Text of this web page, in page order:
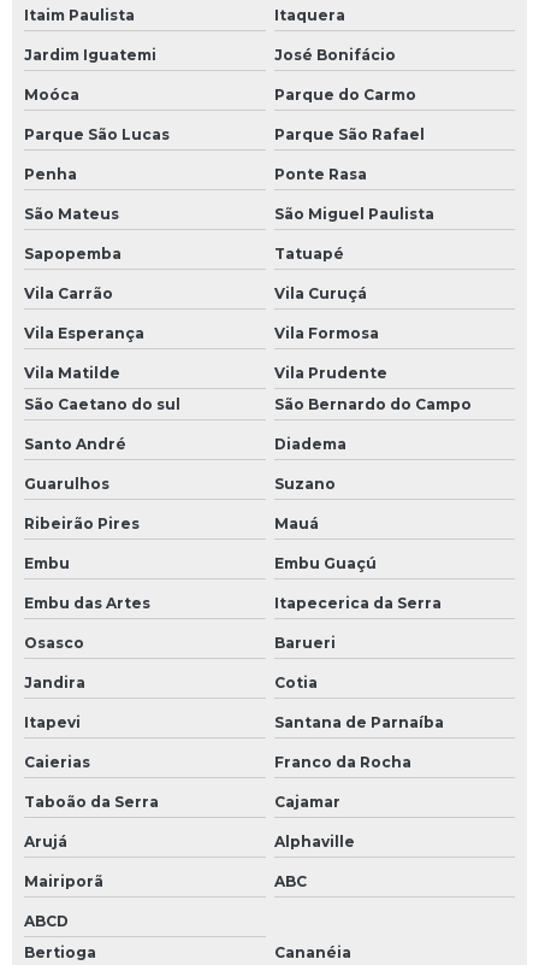
Reparo de nobreak
Reparo de placas eletrônicas
Reparo de placas eletrônicas sp
Sensor óptico industrial
Sensores ópticos
Sensores ópticos de barreira
Servo drive resolver
Servo motor com encoder
Servo motor encoders resolver
Servo motor resolver
Servo válvula proporcional
Servo válvulas
Servo válvulas hidráulicas
Teclado industrial
Teclado pc industrial
Teste de circuitos eletrônicos
Conserto cnc
Itaim Paulista Itaquera
Jardim Iguatemi José Bonifácio
Moóca Parque do Carmo
Parque São Lucas Parque São Rafael
Penha Ponte Rasa
São Mateus São Miguel Paulista
Sapopemba Tatuapé
Vila Carrão Vila Curuçá
Vila Esperança Vila Formosa
Vila Matilde
Vila Prudente
São Caetano do sul
São Bernardo do Campo
Santo André Diadema
Guarulhos Suzano
Ribeirão Pires Mauá
Embu Embu Guaçú
Embu das Artes Itapecerica da Serra
Osasco Barueri
Jandira Cotia
Itapevi Santana de Parnaíba
Caierias Franco da Rocha
Taboão da Serra Cajamar
Arujá Alphaville
Mairiporã ABC
ABCD
Bertioga
Cananéia